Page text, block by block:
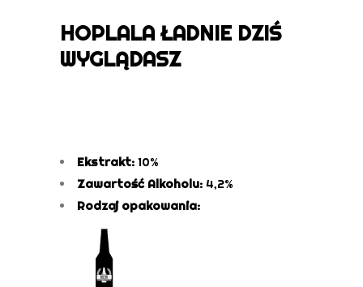
HOPLALA ŁADNIE DZIŚ
WYGLĄDASZ
Ekstrakt: 10%
Zawartość Alkoholu: 4,2%
Rodzaj opakowania: